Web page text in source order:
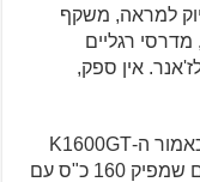
למראה, משקף
רגליים
אין ספק,
אבל למרות מראה הבאגר, הבסיס הוא כאמור ה-K1600GT
על כל מה שהוא מציע – מנוע 6 צילינדרים שמפיק 160 כ"ס עם